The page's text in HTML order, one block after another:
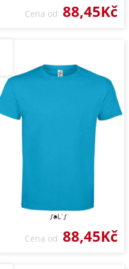
Cena od 88,45Kč
Cena od 88,45Kč